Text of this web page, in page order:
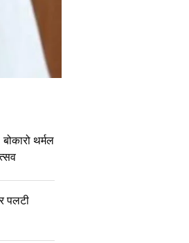
थर्मल
पलटी